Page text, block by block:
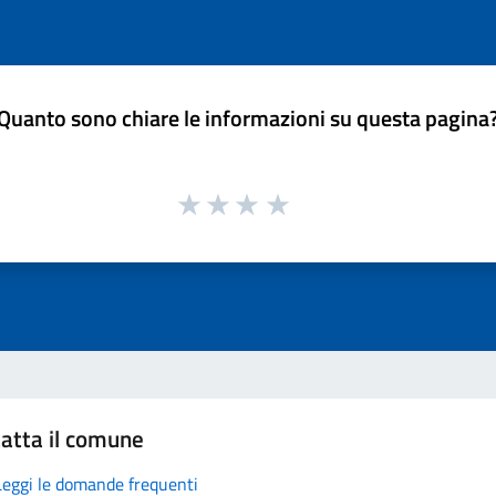
sono chiare le informazioni su questa
il comune
le domande frequenti